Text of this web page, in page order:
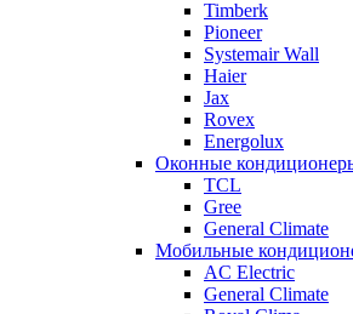
Timberk
Pioneer
Systemair Wall
Haier
Jax
Rovex
Energolux
Оконные
TCL
Gree
General Climate
Мобильные
AC Electric
General Climate